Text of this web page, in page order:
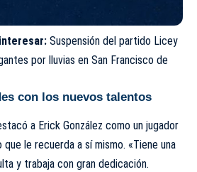
Suspensión del partido Licey
por lluvias en San Francisco de
con los nuevos talentos
a Erick González como un jugador
que le recuerda a sí mismo. «Tiene una
y trabaja con gran dedicación.